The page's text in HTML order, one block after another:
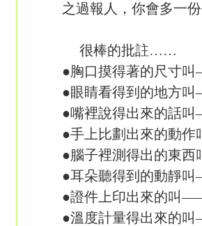
之過報人，你會多一
很棒的批註……
●胸口摸得著的尺寸
●眼睛看得到的地方
●嘴裡說得出來的話
●手上比劃出來的動
●腦子裡測得出的東
●耳朵聽得到的動靜
●證件上印出來的叫
●溫度計量得出來的